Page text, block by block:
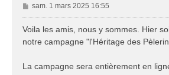
M
e
s
a
e
sam. 1 mars 2025 16:55
Voila les amis, nous y sommes. Hier
notre campagne "l'Héritage des
La campagne sera entièrement en